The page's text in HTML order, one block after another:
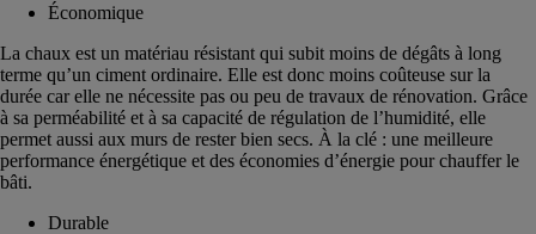
Économique
La chaux est un matériau résistant qui subit moins de dégâts à long
terme qu’un ciment ordinaire. Elle est donc moins coûteuse sur la
durée car elle ne nécessite pas ou peu de travaux de rénovation. Grâce
à sa perméabilité et à sa capacité de régulation de l’humidité, elle
permet aussi aux murs de rester bien secs. À la clé : une meilleure
performance énergétique et des économies d’énergie pour chauffer le
bâti.
Durable